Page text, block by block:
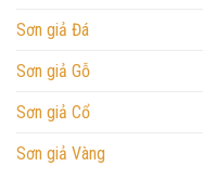
Sơn giả Đá
Sơn giả Gỗ
Sơn giả Cổ
Sơn giả Vàng